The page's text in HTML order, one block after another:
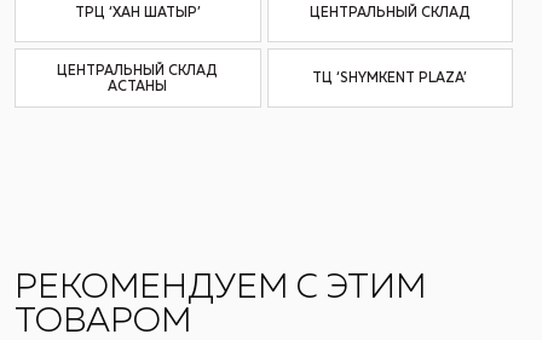
ТРЦ ‘ХАН ШАТЫР’ ЦЕНТРАЛЬНЫЙ СКЛАД
ЦЕНТРАЛЬНЫЙ СКЛАД
АСТАНЫ
ТЦ ‘SHYMKENT PLAZA’
РЕКОМЕНДУЕМ С ЭТИМ
ТОВАРОМ